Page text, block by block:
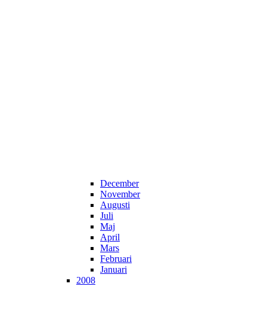
December
November
Augusti
Juli
Maj
April
Mars
Februari
Januari
2008